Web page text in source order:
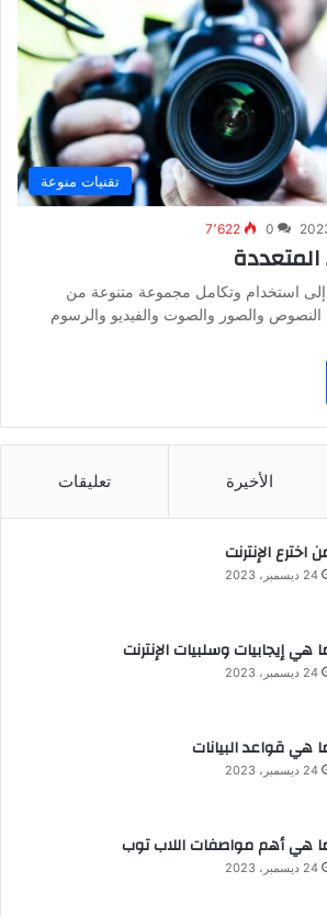
تقنيات منوعة
0 7٬622
إلى استخدام وتكامل مجموعة متنوعة من
والصور والصوت والفيديو والرسوم
الأخيرة تعليقات
اخترع الإنترنت
24 ديسمبر، 2023
هي إيجابيات وسلبيات الإنترنت
24 ديسمبر، 2023
هي قواعد البيانات
24 ديسمبر، 2023
هي أهم مواصفات اللاب توب
24 ديسمبر، 2023